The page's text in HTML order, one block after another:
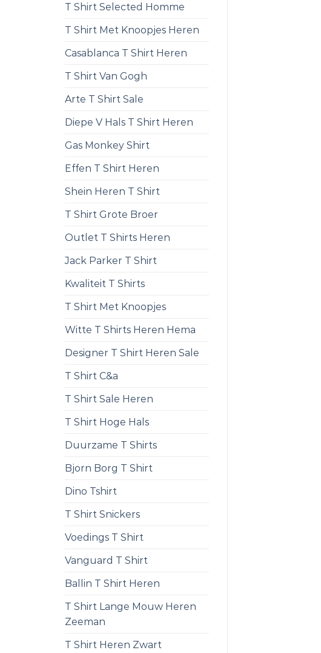
T Shirt Selected Homme
T Shirt Met Knoopjes Heren
Casablanca T Shirt Heren
T Shirt Van Gogh
Arte T Shirt Sale
Diepe V Hals T Shirt Heren
Gas Monkey Shirt
Effen T Shirt Heren
Shein Heren T Shirt
T Shirt Grote Broer
Outlet T Shirts Heren
Jack Parker T Shirt
Kwaliteit T Shirts
T Shirt Met Knoopjes
Witte T Shirts Heren Hema
Designer T Shirt Heren Sale
T Shirt C&a
T Shirt Sale Heren
T Shirt Hoge Hals
Duurzame T Shirts
Bjorn Borg T Shirt
Dino Tshirt
T Shirt Snickers
Voedings T Shirt
Vanguard T Shirt
Ballin T Shirt Heren
T Shirt Lange Mouw Heren
Zeeman
T Shirt Heren Zwart